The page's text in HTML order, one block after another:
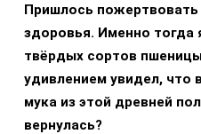
Пришлось
здоровья. Именно тогда
твёрдых сортов
удивлением увидел, что
мука из этой древней
вернулась?